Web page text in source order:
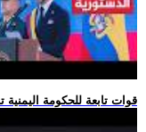
.. قوات تابعة للحكومة